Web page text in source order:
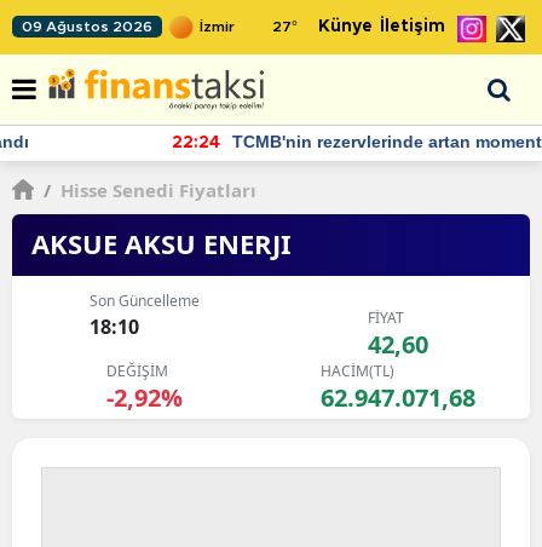
09 Ağustos 2026 27° Künye İletişim
22:24 TCMB'nin rezervlerinde artan momentum devam ediyor
/ Hisse Senedi Fiyatları
AKSUE AKSU ENERJI
Son Güncelleme
18:10 FİYAT
42,60
DEĞİŞİM
-2,92%
HACİM(TL)
62.947.071,68